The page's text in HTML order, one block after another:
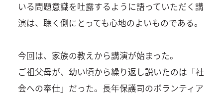
いる問題意識を吐露するように語っていただく講
演は、聴く側にとっても心地のよいものである。
今回は、家族の教えから講演が始まった。
ご祖父母が、幼い頃から繰り返し説いたのは「社
会への奉仕」だった。長年保護司のボランティア